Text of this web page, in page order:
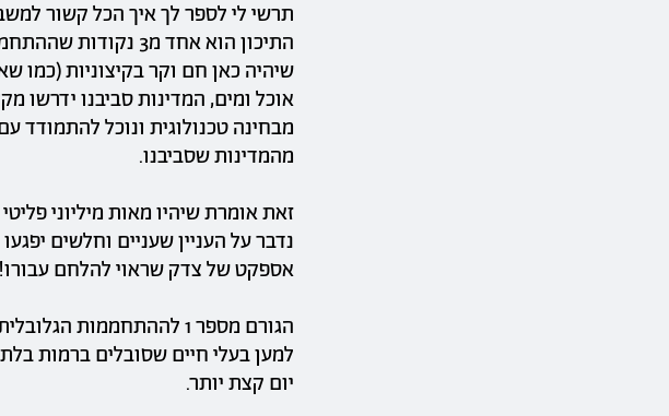
תרשי לי לספר לך איך הכל קשור
התיכון הוא אחד מ3
אוכל ומים, המדינות סביבנו ידרשו
מבחינה טכנולוגית ונוכל
מהמדינות שסביבנו.
זאת אומרת שיהיו מאות מיליוני
נדבר על העניין שעניים וחלשים
אספקט של צדק שראוי להלחם עבורו!
הגורם מספר 1 לההתחממות
למען בעלי חיים שסובלים ברמות
יום קצת יותר.